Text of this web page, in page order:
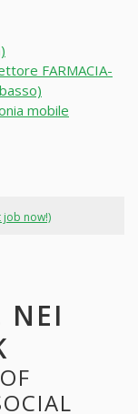
FARMACIA-
mobile
job now!)
NEI